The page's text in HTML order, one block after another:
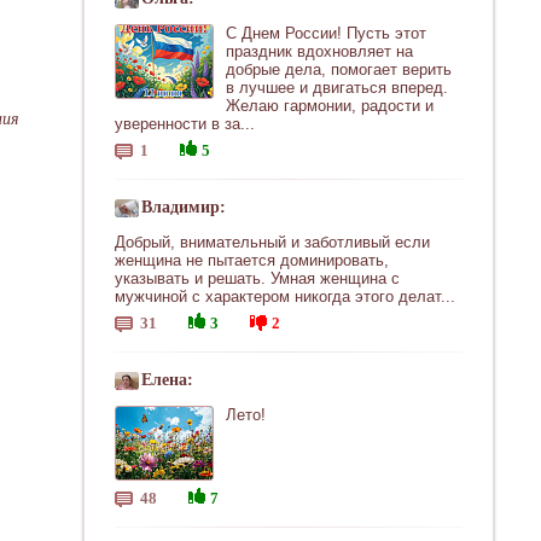
С Днем России! Пусть этот
праздник вдохновляет на
добрые дела, помогает верить
в лучшее и двигаться вперед.
Желаю гармонии, радости и
уверенности в за...
1
5
Владимир:
Добрый, внимательный и заботливый если
женщина не пытается доминировать,
указывать и решать. Умная женщина с
мужчиной с характером никогда этого делат...
31
3 2
Елена:
Лето!
48 7